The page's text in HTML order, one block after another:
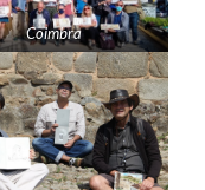
Coimbra